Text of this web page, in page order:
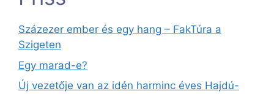
Százezer ember és egy hang – FakTúra a
Szigeten
Egy marad-e?
Új vezetője van az idén harminc éves Hajdú-